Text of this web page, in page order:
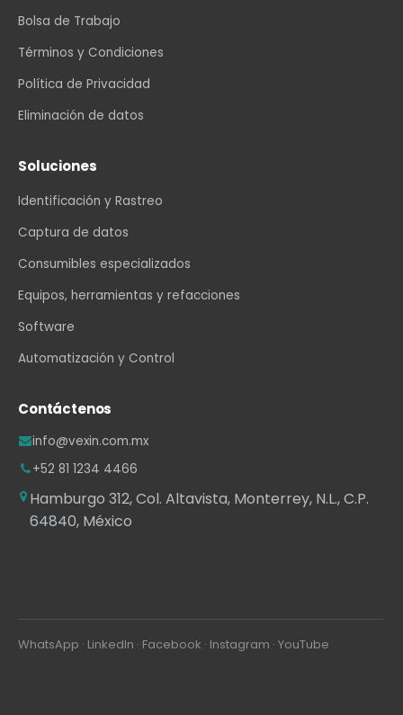
Bolsa de Trabajo
Términos y Condiciones
Política de Privacidad
Eliminación de datos
Soluciones
Identificación y Rastreo
Captura de datos
Consumibles especializados
Equipos, herramientas y refacciones
Software
Automatización y Control
Contáctenos
info@vexin.com.mx
+52 81 1234 4466
Hamburgo 312, Col. Altavista, Monterrey, N.L., C.P.
64840, México
WhatsApp · LinkedIn · Facebook · Instagram · YouTube